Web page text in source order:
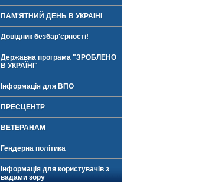
ПАМ'ЯТНИЙ ДЕНЬ В УКРАЇНІ
Довідник безбар'єрності!
Державна програма "ЗРОБЛЕНО
В УКРАЇНІ"
Інформація для ВПО
ПРЕСЦЕНТР
ВЕТЕРАНАМ
Гендерна політика
Інформація для користувачів з
вадами зору